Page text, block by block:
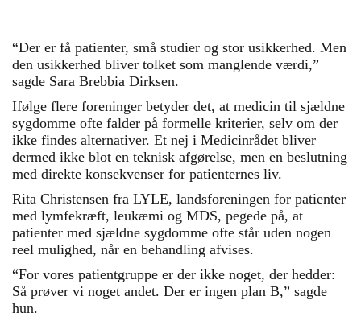
“Der er få patienter, små studier og stor usikkerhed. Men
den usikkerhed bliver tolket som manglende værdi,”
sagde Sara Brebbia Dirksen.
Ifølge flere foreninger betyder det, at medicin til sjældne
sygdomme ofte falder på formelle kriterier, selv om der
ikke findes alternativer. Et nej i Medicinrådet bliver
dermed ikke blot en teknisk afgørelse, men en beslutning
med direkte konsekvenser for patienternes liv.
Rita Christensen fra LYLE, landsforeningen for patienter
med lymfekræft, leukæmi og MDS, pegede på, at
patienter med sjældne sygdomme ofte står uden nogen
reel mulighed, når en behandling afvises.
“For vores patientgruppe er der ikke noget, der hedder:
Så prøver vi noget andet. Der er ingen plan B,” sagde
hun.